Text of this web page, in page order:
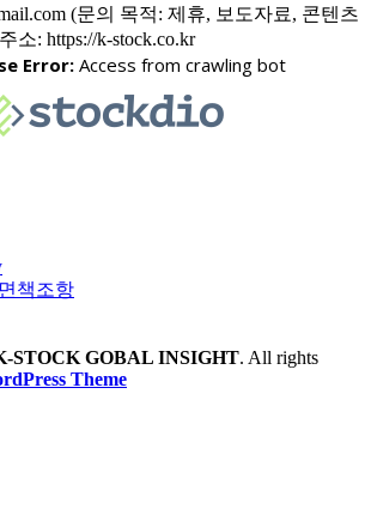
(문의 목적: 제휴, 보도자료, 콘텐츠
소: https://k-stock.co.kr
책조항
STOCK GOBAL INSIGHT. All rights
Theme